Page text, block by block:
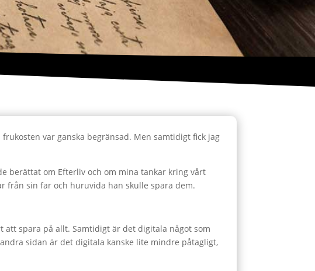
var ganska begränsad. Men samtidigt fick jag
berättat om Efterliv och om mina tankar kring vårt
från sin far och huruvida han skulle spara dem.
spara på allt. Samtidigt är det digitala något som
sidan är det digitala kanske lite mindre påtagligt,